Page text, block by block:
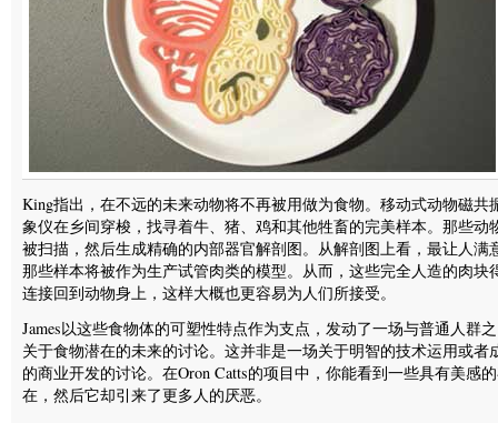
King指出，在不远的未来动物将不再被用做为食物。移动式动物磁共
象仪在乡间穿梭，找寻着牛、猪、鸡和其他牲畜的完美样本。那些动
被扫描，然后生成精确的内部器官解剖图。从解剖图上看，最让人满
那些样本将被作为生产试管肉类的模型。从而，这些完全人造的肉块
连接回到动物身上，这样大概也更容易为人们所接受。
James以这些食物体的可塑性特点作为支点，发动了一场与普通人群
关于食物潜在的未来的讨论。这并非是一场关于明智的技术运用或者
的商业开发的讨论。在Oron Catts的项目中，你能看到一些具有美感
在，然后它却引来了更多人的厌恶。